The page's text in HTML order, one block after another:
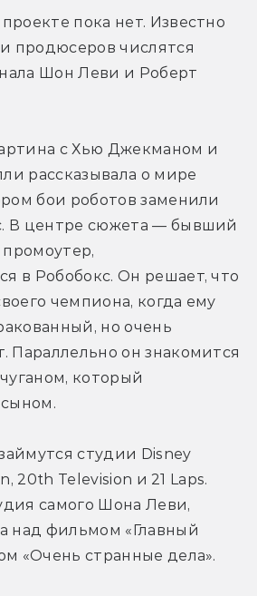
пока нет. Известно
продюсеров числятся
Шон Леви и Роберт
с Хью Джекманом и
рассказывала о мире
бои роботов заменили
В центре сюжета — бывший
промоутер,
в Робобокс. Он решает, что
чемпиона, когда ему
но очень
Параллельно он знакомится
который
сыном.
студии Disney
20th Television и 21 Laps.
самого Шона Леви,
над фильмом «Главный
«Очень странные дела».